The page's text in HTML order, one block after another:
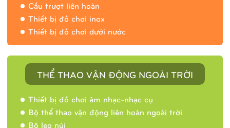
Cầu trượt liên hoàn
Thiết bị đồ chơi inox
Thiết bị đồ chơi dưới nước
THỂ THAO VẬN ĐỘNG NGOÀI TRỜI
Thiết bị đồ chơi âm nhạc-nhạc cụ
Bộ thể thao vận động liên hoàn ngoài trời
Bộ leo núi